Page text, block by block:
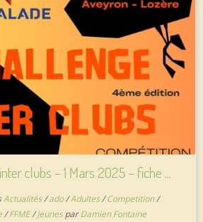
clubs – 1 Mars 2025 – fiche ...
Actualités/ado/Adultes/Competition/
/FFME/Jeunes parDamien Fontaine